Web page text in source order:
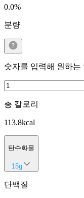
0.0%
분량
숫자를 입력해 원하는
총 칼로리
113.8kcal
탄수화물
15g
단백질